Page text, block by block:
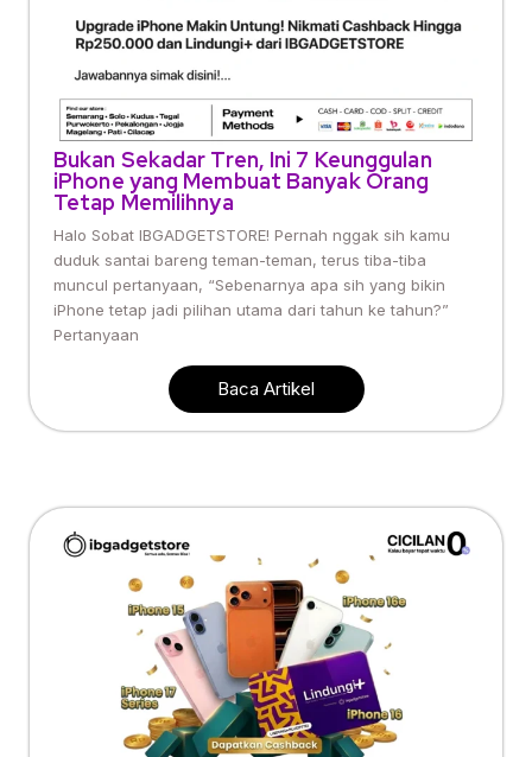
Bukan Sekadar Tren, Ini 7 Keunggulan
iPhone yang Membuat Banyak Orang
Tetap Memilihnya
Halo Sobat IBGADGETSTORE! Pernah nggak sih kamu
duduk santai bareng teman-teman, terus tiba-tiba
muncul pertanyaan, “Sebenarnya apa sih yang bikin
iPhone tetap jadi pilihan utama dari tahun ke tahun?”
Pertanyaan
Baca Artikel